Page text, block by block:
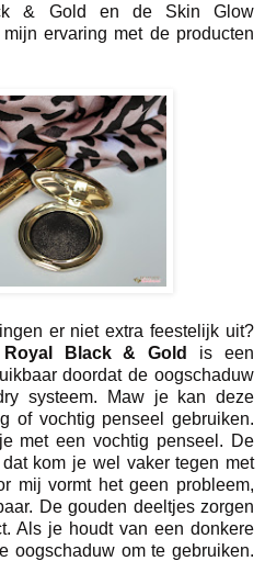
& Gold en de Skin Glow
mijn ervaring met de producten
er niet extra feestelijk uit?
Royal Black & Gold is een
doordat de oogschaduw
systeem. Maw je kan deze
of vochtig penseel gebruiken.
met een vochtig penseel. De
kom je wel vaker tegen met
mij vormt het geen probleem,
De gouden deeltjes zorgen
Als je houdt van een donkere
oogschaduw om te gebruiken.